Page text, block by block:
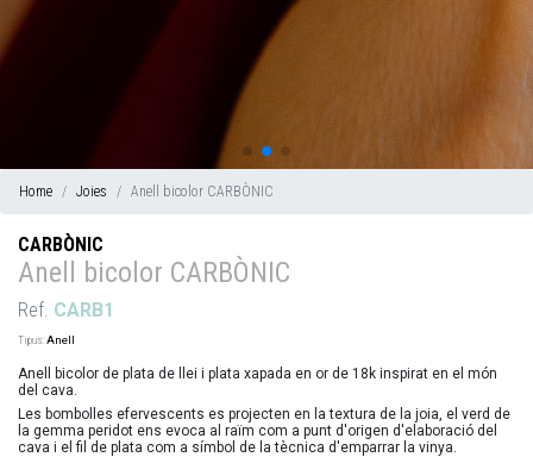
Home Joies Anell bicolor CARBÒNIC
CARBÒNIC
Anell bicolor CARBÒNIC
Ref. CARB1
Tipus:Anell
Anell bicolor de plata de llei i plata xapada en or de 18k inspirat en el món
del cava.
Les bombolles efervescents es projecten en la textura de la joia, el verd de
la gemma peridot ens evoca al raïm com a punt d'origen d'elaboració del
cava i el fil de plata com a símbol de la tècnica d'emparrar la vinya.